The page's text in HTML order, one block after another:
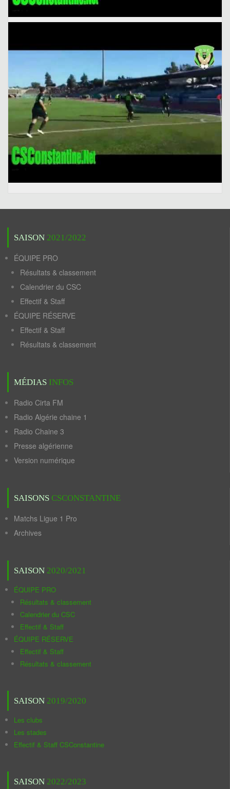
SAISON 2021/2022
ÉQUIPE PRO
Résultats & classement
Calendrier du CSC
Effectif & Staff
ÉQUIPE RÉSERVE
Effectif & Staff
Résultats & classement
MÉDIAS INFOS
Radio Cirta FM
Radio Algérie chaine 1
Radio Chaine 3
Presse algérienne
Version numérique
SAISONS CSCONSTANTINE
Matchs Ligue 1 Pro
Archives
SAISON 2020/2021
ÉQUIPE PRO
Résultats & classement
Calendrier du CSC
Effectif & Staff
ÉQUIPE RÉSERVE
Effectif & Staff
Résultats & classement
SAISON 2019/2020
Les clubs
Les stades
Effectif & Staff CSConstantine
SAISON 2022/2023